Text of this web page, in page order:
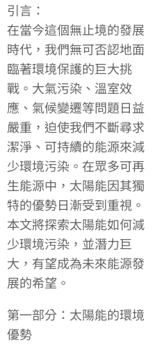
引言：
在當今這個無止境的發展
時代，我們無可否認地面
臨著環境保護的巨大挑
戰。大氣污染、溫室效
應、氣候變遷等問題日益
嚴重，迫使我們不斷尋求
潔淨、可持續的能源來減
少環境污染。在眾多可再
生能源中，太陽能因其獨
特的優勢日漸受到重視。
本文將探索太陽能如何減
少環境污染，並潛力巨
大，有望成為未來能源發
展的希望。
第一部分：太陽能的環境
優勢